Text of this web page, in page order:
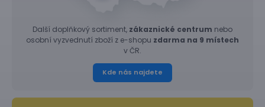
Další doplňkový sortiment, zákaznické centrum nebo
osobní vyzvednutí zboží z e-shopu zdarma na 9 místech
v ČR.
Kde nás najdete